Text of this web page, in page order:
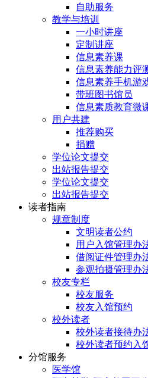
自助服务
教学与培训
一小时讲座
定制讲座
信息素养课
信息素养能力评
信息素养手机游
带班图书馆员
信息素质教育微
用户共建
推荐购买
捐赠
学位论文提交
出站报告提交
学位论文提交
出站报告提交
读者指南
规章制度
文明读者公约
用户入馆管理办
借阅证件管理办
参观拍摄管理办
校友专栏
校友服务
校友入馆预约
校外读者
校外读者接待办
校外读者预约入
分馆服务
医学馆